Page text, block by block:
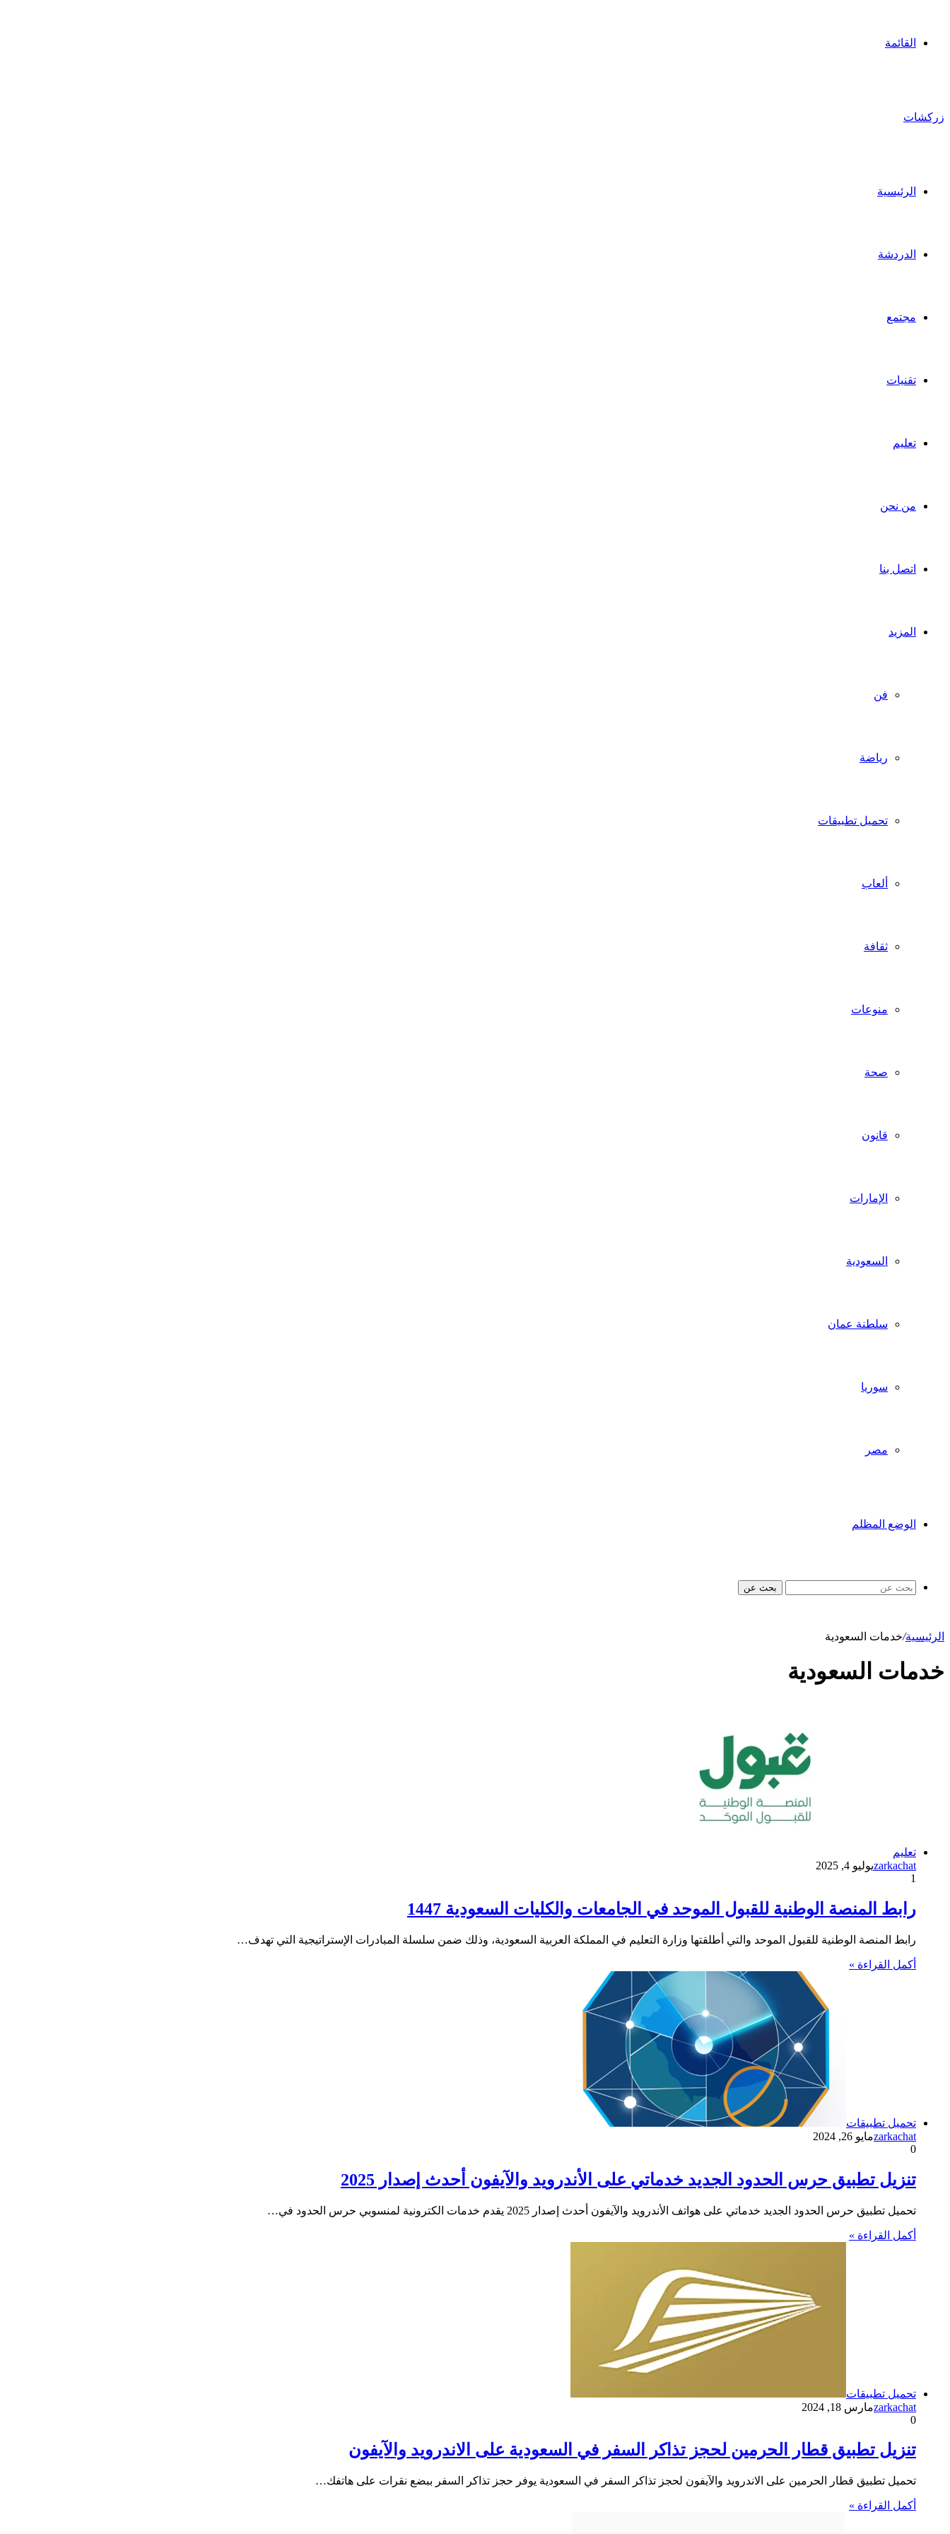
القائمة
زركشات
الرئيسية
الدردشة
مجتمع
تقنيات
تعليم
من نحن
اتصل بنا
المزيد
فن
رياضة
تحميل تطبيقات
ألعاب
ثقافة
منوعات
صحة
قانون
الإمارات
السعودية
سلطنة عمان
سوريا
مصر
الوضع المظلم
بحث عن
الرئيسية/خدمات السعودية
خدمات السعودية
تعليم
zarkachatيوليو 4, 2025
1
رابط المنصة الوطنية للقبول الموحد في الجامعات والكليات السعودية 1447
رابط المنصة الوطنية للقبول الموحد والتي أطلقتها وزارة التعليم في المملكة العربية السعودية، وذلك ضمن سلسلة المبادرات الإستراتيجية التي تهدف…
أكمل القراءة »
تحميل تطبيقات
zarkachatمايو 26, 2024
0
تنزيل تطبيق حرس الحدود الجديد خدماتي على الأندرويد والآيفون أحدث إصدار 2025
تحميل تطبيق حرس الحدود الجديد خدماتي على هواتف الأندرويد والآيفون أحدث إصدار 2025 يقدم خدمات الكترونية لمنسوبي حرس الحدود في…
أكمل القراءة »
تحميل تطبيقات
zarkachatمارس 18, 2024
0
تنزيل تطبيق قطار الحرمين لحجز تذاكر السفر في السعودية على الاندرويد والآيفون
تحميل تطبيق قطار الحرمين على الاندرويد والآيفون لحجز تذاكر السفر في السعودية يوفر حجز تذاكر السفر ببضع نقرات على هاتفك…
أكمل القراءة »